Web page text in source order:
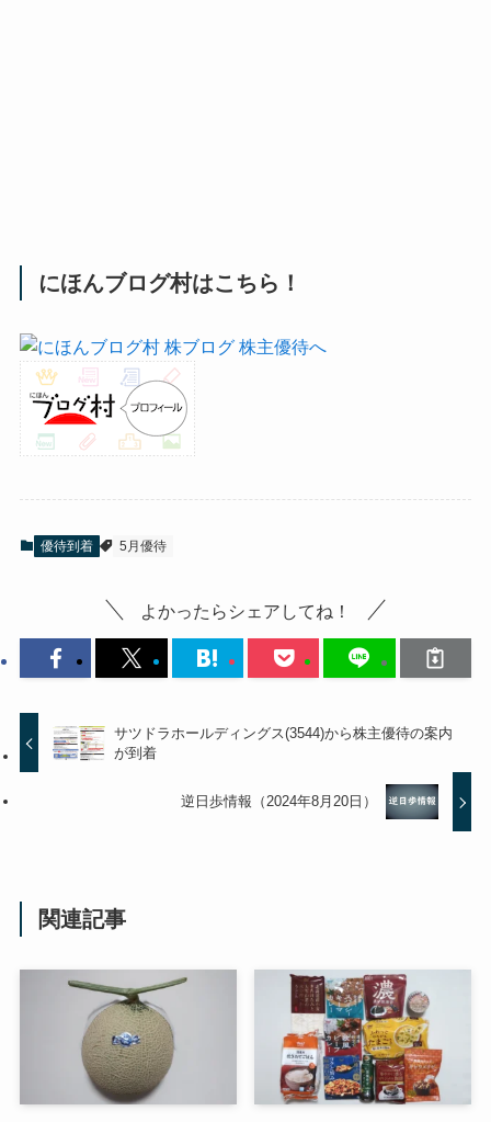
にほんブログ村はこちら！
優待到着 5月優待
よかったらシェアしてね！
サツドラホールディングス(3544)から株主優待の案内
が到着
逆日歩情報（2024年8月20日）
関連記事